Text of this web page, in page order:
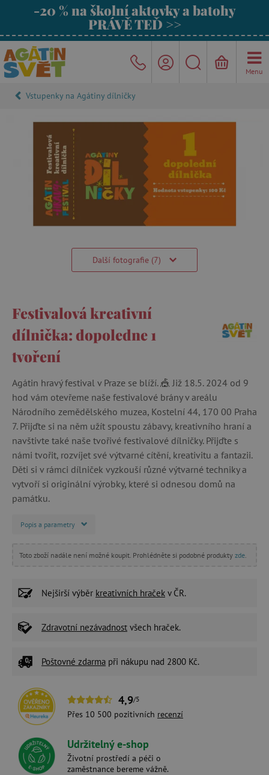
-20 % na školní aktovky a batohy
PRÁVĚ TEĎ >>
Menu
Vstupenky na Agátiny dílničky
Další fotografie (7)
Festivalová kreativní
dílnička: dopoledne 1
tvoření
Agátin hravý festival v Praze se blíží. 🎪 Již 18.5. 2024 od 9
hod vám otevřeme naše festivalové brány v areálu
Národního zemědělského muzea, Kostelní 44, 170 00 Praha
7. Přijďte si na něm užít spoustu zábavy, kreativního hraní a
navštivte také naše tvořivé festivalové dílničky. Přijďte s
námi tvořit, rozvíjet své výtvarné cítění, kreativitu a fantazii.
Děti si v rámci dílniček vyzkouší různé výtvarné techniky a
vytvoří si originální výrobky, které si odnesou domů na
památku.
Popis a parametry
Toto zboží nadále není možné koupit. Prohlédněte si podobné produkty zde
Nejširší výběr kreativních hraček v ČR.
Zdravotní nezávadnost všech hraček.
Poštovné zdarma při nákupu nad 2800 Kč.
4,9/5
Přes 10 500 pozitivních recenzí
Udržitelný e-shop
Životní prostředí a péči o
zaměstnance bereme vážně.